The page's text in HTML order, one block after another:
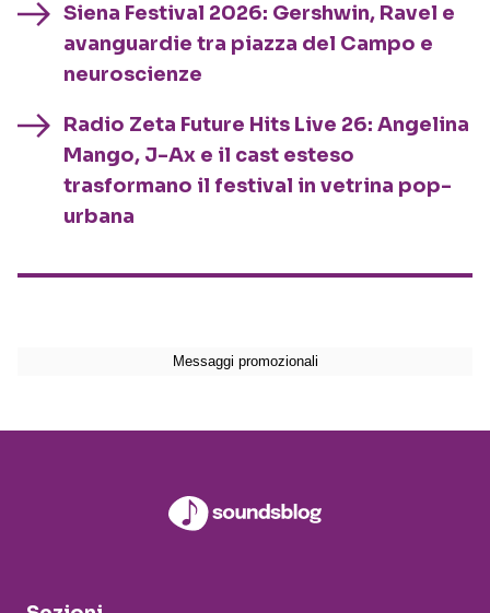
Siena Festival 2026: Gershwin, Ravel e
avanguardie tra piazza del Campo e
neuroscienze
Radio Zeta Future Hits Live 26: Angelina
Mango, J-Ax e il cast esteso
trasformano il festival in vetrina pop-
urbana